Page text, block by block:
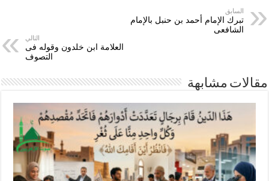
السابق
تبرك الإمام أحمد بن حنبل بالإمام
الشافعى
التالي
العلامة ابن خلدون وقوله فى
التصوف
مقالات مشابهة